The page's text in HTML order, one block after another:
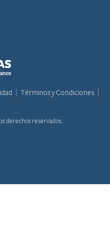
Términos y Condiciones
derechos reservados.